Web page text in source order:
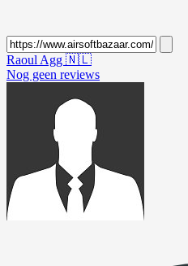
Raoul Agg 🇳🇱
Nog geen reviews